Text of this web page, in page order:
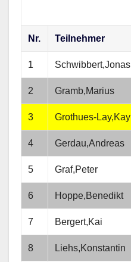
Nr. Teilnehmer
1 Schwibbert,Jonas
2 Gramb,Marius
3 Grothues-Lay,Kay
4 Gerdau,Andreas
5 Graf,Peter
6 Hoppe,Benedikt
7 Bergert,Kai
8 Liehs,Konstantin